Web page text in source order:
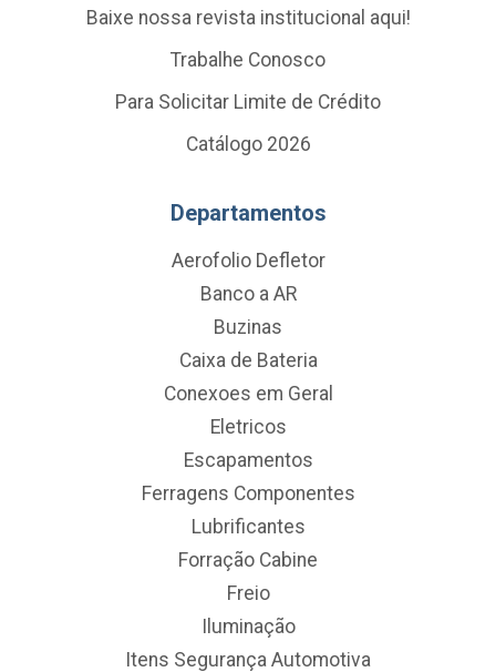
Baixe nossa revista institucional aqui!
Trabalhe Conosco
Para Solicitar Limite de Crédito
Catálogo 2026
Departamentos
Aerofolio Defletor
Banco a AR
Buzinas
Caixa de Bateria
Conexoes em Geral
Eletricos
Escapamentos
Ferragens Componentes
Lubrificantes
Forração Cabine
Freio
Iluminação
Itens Segurança Automotiva